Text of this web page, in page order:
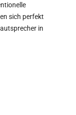
sich perfekt
in